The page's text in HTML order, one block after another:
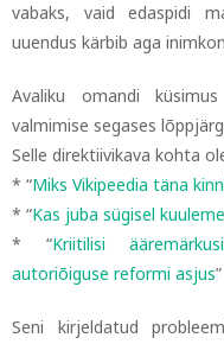
vabaks, vaid edaspidi
uuendus kärbib aga
Avaliku omandi
valmimise segases
Selle direktiivikava kohta
* “Miks Vikipeedia täna
* “Kas juba sügisel
* “Kriitilisi
autoriõiguse reformi asjus
Seni kirjeldatud